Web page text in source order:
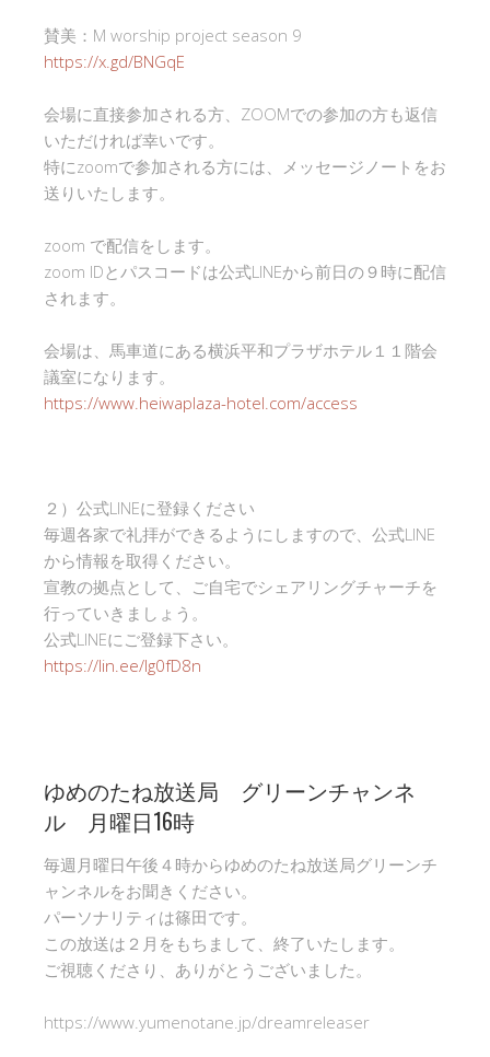
賛美：M worship project season 9
https://x.gd/BNGqE
会場に直接参加される方、ZOOMでの参加の方も返信
いただければ幸いです。
特にzoomで参加される方には、メッセージノートをお
送りいたします。
zoom で配信をします。
zoom IDとパスコードは公式LINEから前日の９時に配信
されます。
会場は、馬車道にある横浜平和プラザホテル１１階会
議室になります。
https://www.heiwaplaza-hotel.com/access
２）公式LINEに登録ください
毎週各家で礼拝ができるようにしますので、公式LINE
から情報を取得ください。
宣教の拠点として、ご自宅でシェアリングチャーチを
行っていきましょう。
公式LINEにご登録下さい。
https://lin.ee/Ig0fD8n
ゆめのたね放送局 グリーンチャンネ
ル 月曜日16時
毎週月曜日午後４時からゆめのたね放送局グリーンチ
ャンネルをお聞きください。
パーソナリティは篠田です。
この放送は２月をもちまして、終了いたします。
ご視聴くださり、ありがとうございました。
https://www.yumenotane.jp/dreamreleaser